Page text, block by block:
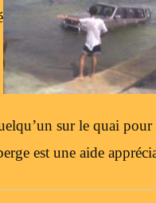
sur le quai
est une aide